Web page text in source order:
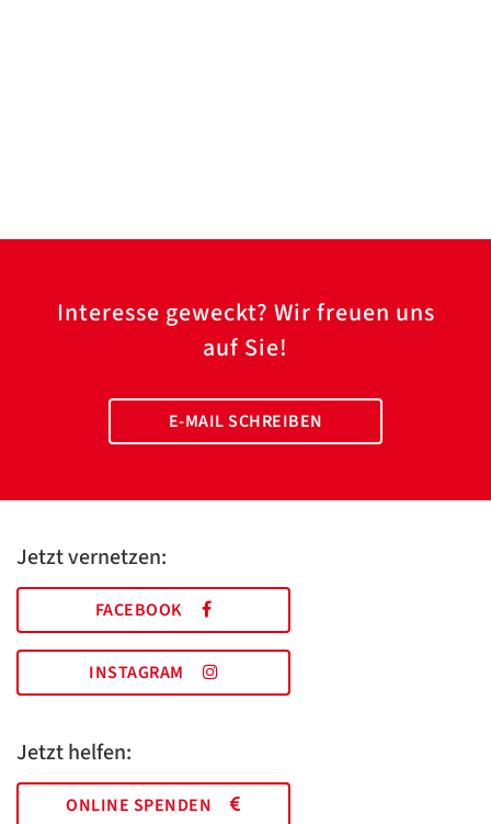
Interesse geweckt? Wir freuen uns
auf Sie!
E-MAIL SCHREIBEN
Jetzt vernetzen:
FACEBOOK
INSTAGRAM
Jetzt helfen:
ONLINE SPENDEN